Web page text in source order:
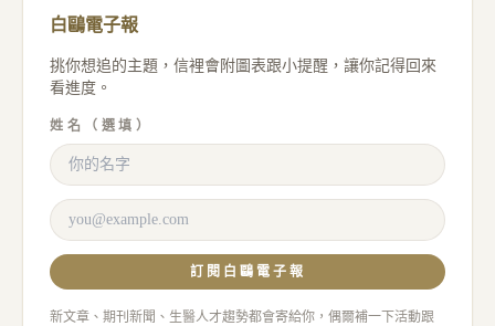
白鷗電子報
挑你想追的主題，信裡會附圖表跟小提醒，讓你記得回來
看進度。
姓名（選填）
訂閱白鷗電子報
新文章、期刊新聞、生醫人才趨勢都會寄給你，偶爾補一下活動跟